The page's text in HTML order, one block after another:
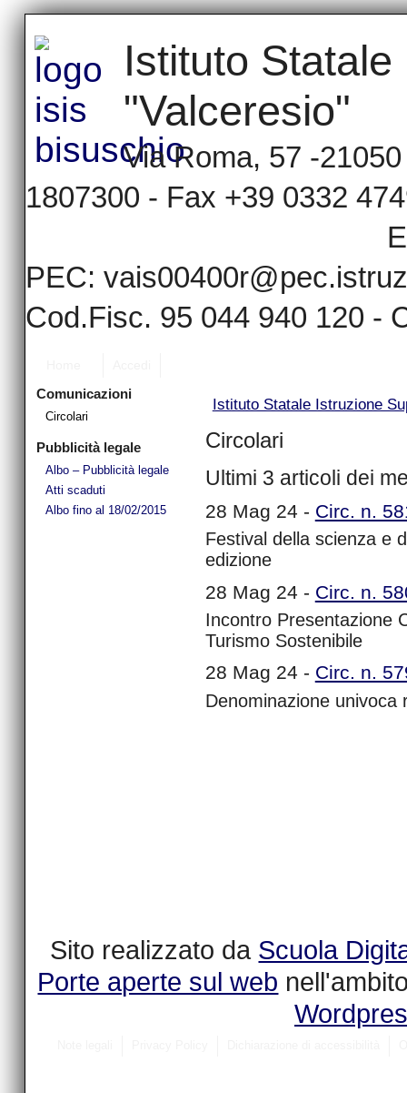
Istituto
"Valceresio"
Via Roma, 57 -
1807300 -
PEC:
Cod.Fisc. 95 044 940 120 -
Comunicazioni
Circolari
Pubblicità legale
Albo – Pubblicità legale
Atti scaduti
Albo fino al 18/02/2015
Istituto Statale Istruzione
Circolari
Ultimi 3 articoli dei
28 Mag 24 - Circ. n.
Festival della scienza e
edizione
28 Mag 24 - Circ. n.
Incontro Presentazione
Turismo Sostenibile
28 Mag 24 - Circ. n.
Denominazione univoca
Sito realizzato da Scuola
Porte aperte sul web